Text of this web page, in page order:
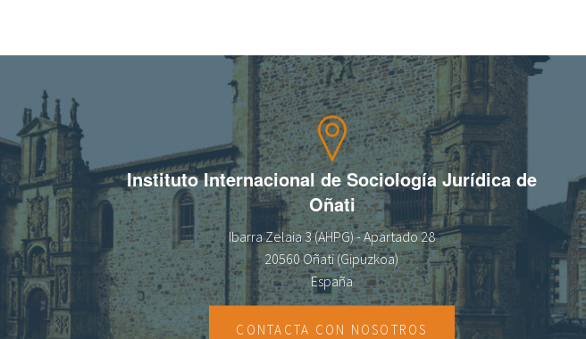
Instituto Internacional de Sociología Jurídica de
Oñati
Ibarra Zelaia 3 (AHPG) - Apartado 28
20560 Oñati (Gipuzkoa)
España
CONTACTA CON NOSOTROS